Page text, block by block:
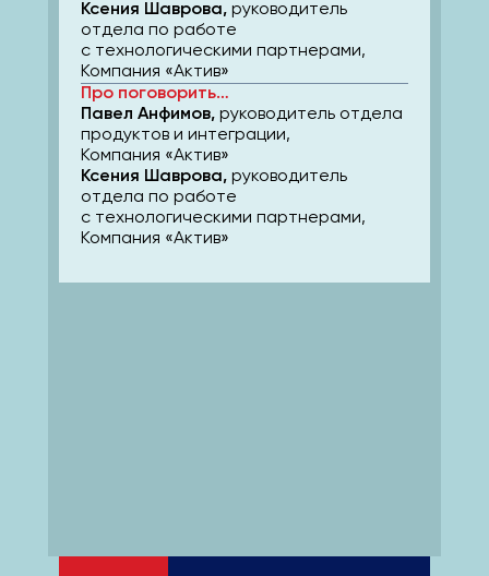
Ксения Шаврова, руководитель
отдела по работе
с технологическими партнерами,
Компания «Актив»
Про поговорить…
Павел Анфимов, руководитель отдела
продуктов и интеграции,
Компания «Актив»
Ксения Шаврова, руководитель
отдела по работе
с технологическими партнерами,
Компания «Актив»